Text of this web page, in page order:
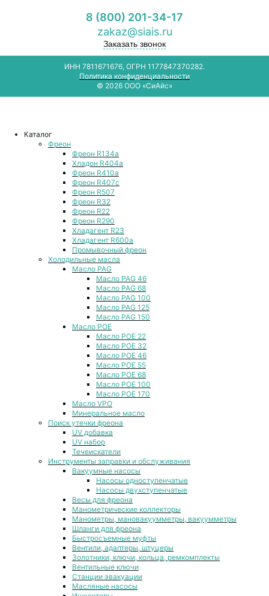
8 (800) 201-34-17
zakaz@siais.ru
Заказать звонок
ИНН 7811671676, ОГРН 1177847370282.
Политика конфиденциальности
© 2026 ООО «СиАйс»
Каталог
Фреон
Фреон R134a
Хладон R404a
Фреон R410a
Фреон R407с
Фреон R507
Фреон R32
Фреон R22
Фреон R290
Хладагент R23
Хладагент R600a
Промывочный фреон
Холодильные масла
Масло PAG
Масло PAG 46
Масло PAG 68
Масло PAG 100
Масло PAG 125
Масло PAG 150
Масло POE
Масло POE 22
Масло POE 32
Масло POE 46
Масло POE 55
Масло POE 68
Масло POE 100
Масло POE 170
Масло VPO
Минеральное масло
Поиск утечки фреона
UV добавка
UV набор
Течеискатели
Инструменты заправки и обслуживания
Вакуумные насосы
Насосы одноступенчатые
Насосы двухступенчатые
Весы для фреона
Манометрические коллекторы
Манометры, мановакуумметры, вакуумметры
Шланги для фреона
Быстросъемные муфты
Вентили, адаптеры, штуцеры
Золотники, ключи, кольца, ремкомплекты
Вентильные ключи
Станции эвакуации
Масляные насосы